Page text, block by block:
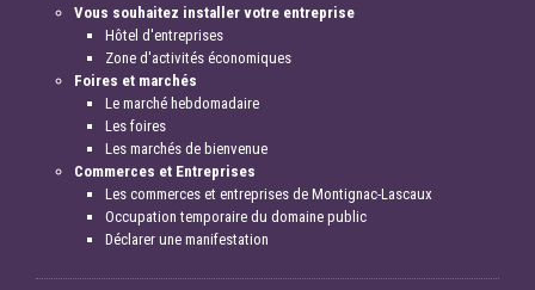
Vous souhaitez installer votre entreprise
Hôtel d'entreprises
Zone d'activités économiques
Foires et marchés
Le marché hebdomadaire
Les foires
Les marchés de bienvenue
Commerces et Entreprises
Les commerces et entreprises de Montignac-Lascaux
Occupation temporaire du domaine public
Déclarer une manifestation